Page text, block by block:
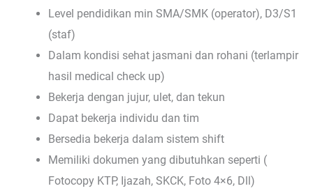
Level pendidikan min SMA/SMK (operator), D3/S1
(staf)
Dalam kondisi sehat jasmani dan rohani (terlampir
hasil medical check up)
Bekerja dengan jujur, ulet, dan tekun
Dapat bekerja individu dan tim
Bersedia bekerja dalam sistem shift
Memiliki dokumen yang dibutuhkan seperti (
Fotocopy KTP, Ijazah, SKCK, Foto 4×6, Dll)